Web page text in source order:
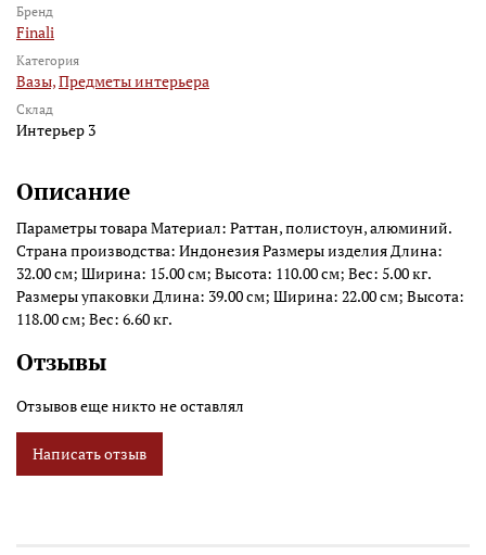
Бренд
Finali
Категория
Вазы,Предметы интерьера
Склад
Интерьер 3
Описание
Параметры товара Материал: Раттан, полистоун, алюминий.
Страна производства: Индонезия Размеры изделия Длина:
32.00 см; Ширина: 15.00 см; Высота: 110.00 см; Вес: 5.00 кг.
Размеры упаковки Длина: 39.00 см; Ширина: 22.00 см; Высота:
118.00 см; Вес: 6.60 кг.
Отзывы
Отзывов еще никто не оставлял
Написать отзыв